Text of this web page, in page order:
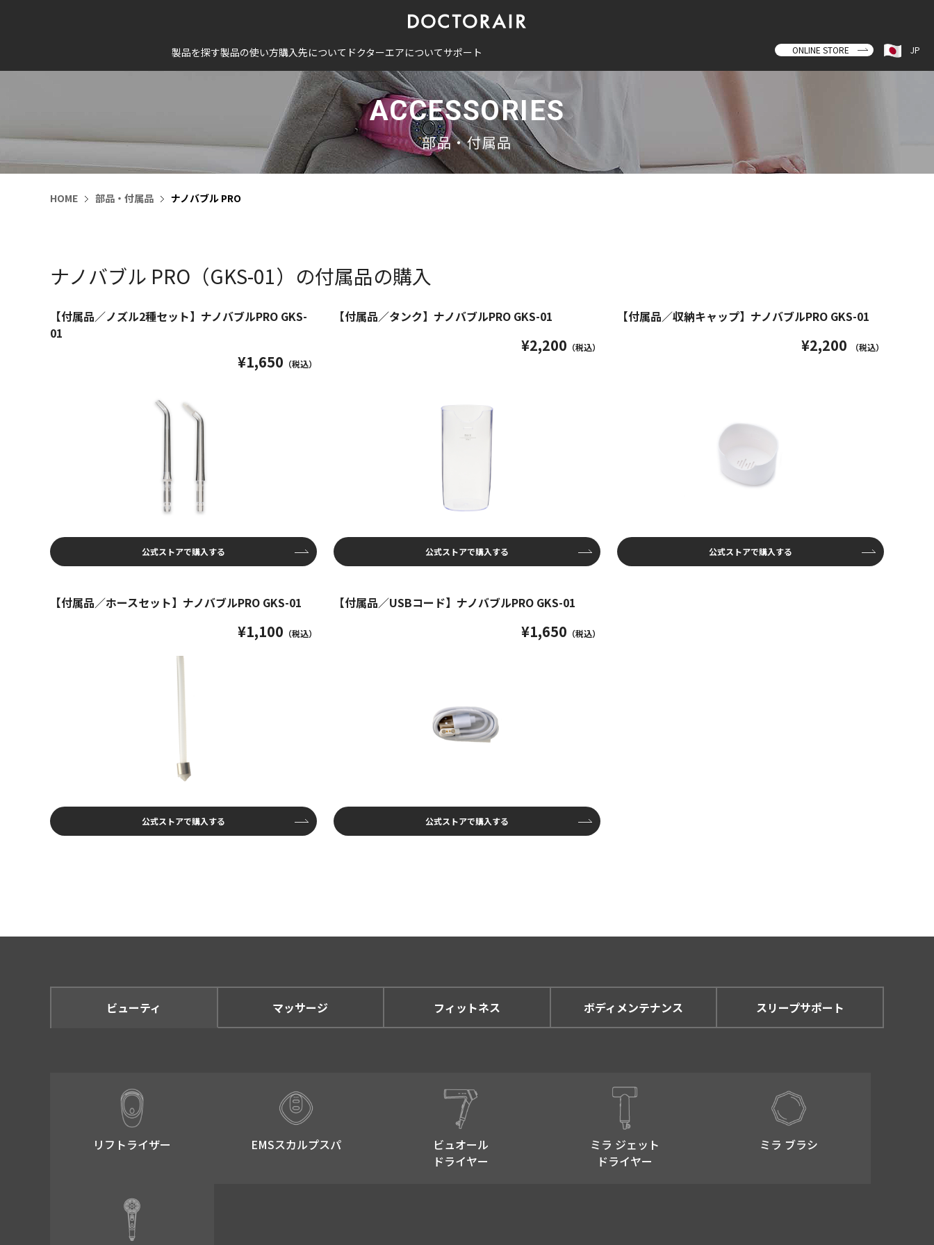
製品を探す製品の使い方購入先について ドクターエアについてサポート ONLINE STORE JP
ACCESSORIES
部品・付属品
HOME 部品・付属品 ナノバブル PRO
ナノバブル PRO（GKS-01）の付属品の購入
【付属品／ノズル2種セット】ナノバブルPRO GKS-
01
¥1,650 （税込）
公式ストアで購入する
【付属品／タンク】ナノバブルPRO GKS-01
¥2,200 （税込）
公式ストアで購入する
【付属品／収納キャップ】ナノバブルPRO GKS-01
¥2,200 （税込）
公式ストアで購入する
【付属品／ホースセット】ナノバブルPRO GKS-01
¥1,100 （税込）
公式ストアで購入する
【付属品／USBコード】ナノバブルPRO GKS-01
¥1,650 （税込）
公式ストアで購入する
ビューティ マッサージ フィットネス ボディメンテナンス スリープサポート
リフトライザー​ EMSスカルプスパ​
ビュオール
ドライヤー
ミラ ジェット
ドライヤー
ミラ ブラシ